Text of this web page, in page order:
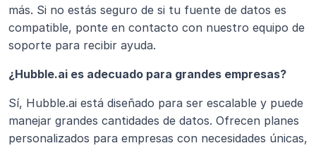
más. Si no estás seguro de si tu fuente de datos es
compatible, ponte en contacto con nuestro equipo de
soporte para recibir ayuda.
¿Hubble.ai es adecuado para grandes empresas?
Sí, Hubble.ai está diseñado para ser escalable y puede
manejar grandes cantidades de datos. Ofrecen planes
personalizados para empresas con necesidades únicas,